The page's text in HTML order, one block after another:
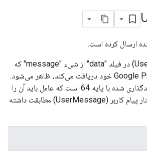
ارسال کرده است.
پیام کاربر (UserMessage) در فیلد "data" از شیء "message" که
عامل از اشتراک Google Pub/Sub خود دریافت می‌کند، ظاهر می‌شود.
فیلد "data" یک رشته کدگذاری شده با پایه 64 است که عامل باید آن را
رمزگشایی کند تا با ساختار پیام کاربر (UserMessage) مطابقت داشته